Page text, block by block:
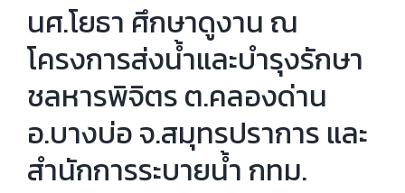
นศ.โยธา ศึกษาดูงาน ณ
โครงการส่งน้ำและบำรุงรักษา
ชลหารพิจิตร ต.คลองด่าน
อ.บางบ่อ จ.สมุทรปราการ และ
สำนักการระบายน้ำ กทม.